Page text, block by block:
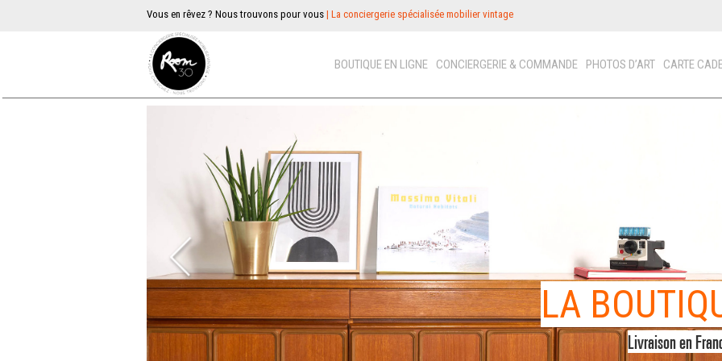
Vous en rêvez ? Nous trouvons pour vous | La conciergerie spécialisée mobilier vintage
BOUTIQUE EN LIGNE CONCIERGERIE & COMMANDE PHOTOS D’ART CARTE
LA
Livraison en
LA